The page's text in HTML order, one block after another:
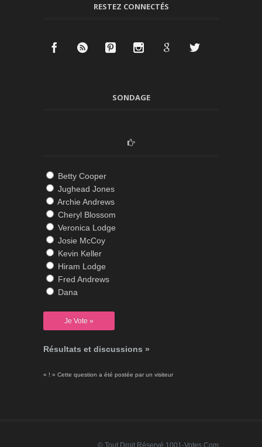
RESTEZ CONNECTÉS
SONDAGE
Betty Cooper
Jughead Jones
Archie Andrews
Cheryl Blossom
Veronica Lodge
Josie McCoy
Kevin Keller
Hiram Lodge
Fred Andrews
Dana
Résultats et discussions »
« ! » Cette question a été postée par un visiteur